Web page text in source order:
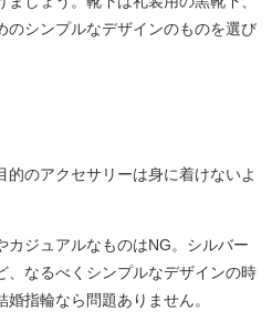
のシンプルなデザインのものを選び
的のアクセサリーは身に着けないよ
カジュアルなものはNG。シルバー
、なるべくシンプルなデザインの時
指輪なら問題ありません。